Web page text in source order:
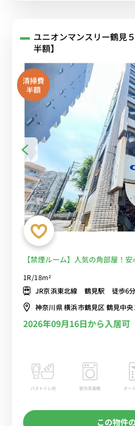
ユニオンマンスリー鶴見
半額】
清掃費
半額
【禁煙ルーム】人気の角部屋！
部屋■選べるWi-Fi格安レンタル中
1R/18m²
JR京浜東北線 鶴見駅 徒歩6分
神奈川県 横浜市鶴見区 鶴見中
2026年09月16日から入居可
バストイレ別 室内洗濯機 オー
この物件